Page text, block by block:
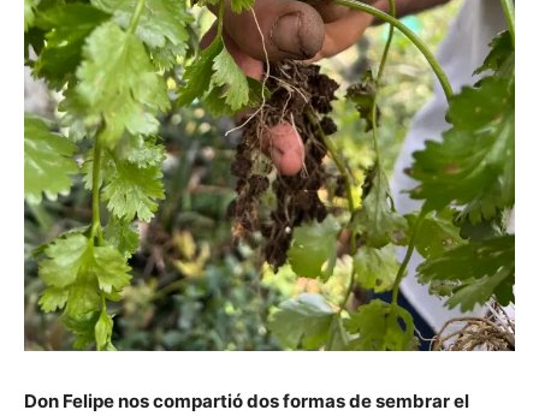
Don Felipe nos compartió dos formas de sembrar el